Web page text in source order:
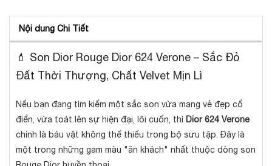
Nội dung Chi Tiết
💄 Son Dior Rouge Dior 624 Verone – Sắc Đỏ
Đất Thời Thượng, Chất Velvet Mịn Lì
Nếu bạn đang tìm kiếm một sắc son vừa mang vẻ đẹp cổ
điển, vừa toát lên sự hiện đại, lôi cuốn, thì Dior 624 Verone
chính là báu vật không thể thiếu trong bộ sưu tập. Đây là
một trong những gam màu "ăn khách" nhất thuộc dòng son